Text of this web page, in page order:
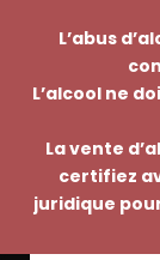
L’abus
L’alcool ne
La vente
certifiez
juridique